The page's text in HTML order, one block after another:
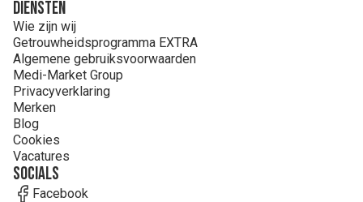
Diensten
Wie zijn wij
Getrouwheidsprogramma EXTRA
Algemene gebruiksvoorwaarden
Medi-Market Group
Privacyverklaring
Merken
Blog
Cookies
Vacatures
Socials
Facebook